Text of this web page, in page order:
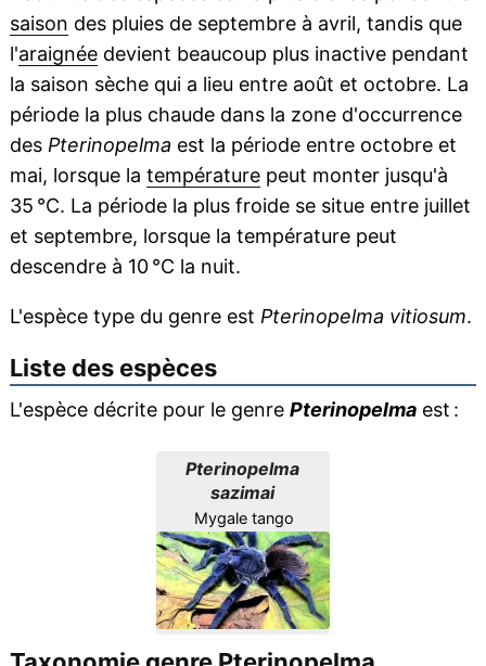
saison des pluies de septembre à avril, tandis que
l'araignéedevient beaucoup plus inactive pendant
la saison sèche qui a lieu entre août et octobre. La
période la plus chaude dans la zone d'occurrence
des Pterinopelma est la période entre octobre et
mai, lorsque la températurepeut monter jusqu'à
35 °C. La période la plus froide se situe entre juillet
et septembre, lorsque la température peut
descendre à 10 °C la nuit.
L'espèce type du genre est Pterinopelma vitiosum.
Liste des espèces
L'espèce décrite pour le genre Pterinopelmaest :
Pterinopelma
sazimai
Mygale tango